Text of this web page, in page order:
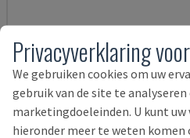
Privacyverklaring
We gebruiken cookies om uw
gebruik van de site te analyseren
marketingdoeleinden. U kunt uw
hieronder meer te weten komen